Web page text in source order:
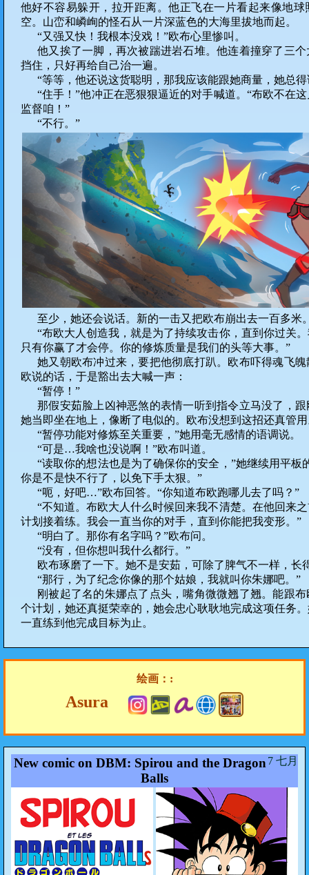
他好不容易躲开，拉开距离。他正飞在一片看起来像地球
空。山峦和嶙峋的怪石从一片深蓝色的大海里拔地而起。
“又强又快！我根本没戏！”欧布心里惨叫。
他又挨了一脚，再次被踹进岩石堆。他连着撞穿了三
挡住，只好再给自己治一遍。
“等等，他还说这货聪明，那我应该能跟她商量，她总得
“住手！”他冲正在恶狠狠逼近的对手喊道。“布欧不在
监督咱！”
“不行。”
至少，她还会说话。新的一击又把欧布崩出去一百多米
“布欧大人创造我，就是为了持续攻击你，直到你过关
只有你赢了才会停。你的修炼质量是我们的头等大事。”
她又朝欧布冲过来，要把他彻底打趴。欧布吓得魂飞
欧说的话，于是豁出去大喊一声：
“暂停！”
那假安茹脸上凶神恶煞的表情一听到指令立马没了，
她当即坐在地上，像断了电似的。欧布没想到这招还真管
“暂停功能对修炼至关重要，”她用毫无感情的语调说。
“可是…我啥也没说啊！”欧布叫道。
“读取你的想法也是为了确保你的安全，”她继续用平板
你是不是快不行了，以免下手太狠。”
“呃，好吧…”欧布回答。“你知道布欧跑哪儿去了吗？”
“不知道。布欧大人什么时候回来我不清楚。在他回来
计划接着练。我会一直当你的对手，直到你能把我变形。”
“明白了。那你有名字吗？”欧布问。
“没有，但你想叫我什么都行。”
欧布琢磨了一下。她不是安茹，可除了脾气不一样，长
“那行，为了纪念你像的那个姑娘，我就叫你朱娜吧。”
刚被起了名的朱娜点了点头，嘴角微微翘了翘。能跟
个计划，她还真挺荣幸的，她会忠心耿耿地完成这项任务
一直练到他完成目标为止。
绘画：:
Asura
7 七月
New comic on DBM: Spirou and the Dragon
Balls